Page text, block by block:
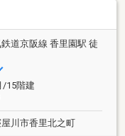
道京阪線 香里園駅 徒
/15階建
川市香里北之町